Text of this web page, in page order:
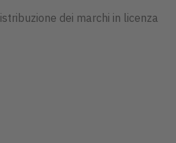
dei marchi in licenza